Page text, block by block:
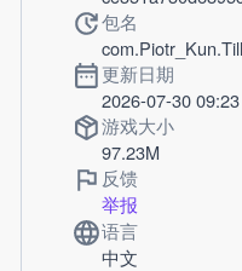
包名
更新日期
2026-07-30 09:23
游戏大小
97.23M
反馈
举报
语言
中文